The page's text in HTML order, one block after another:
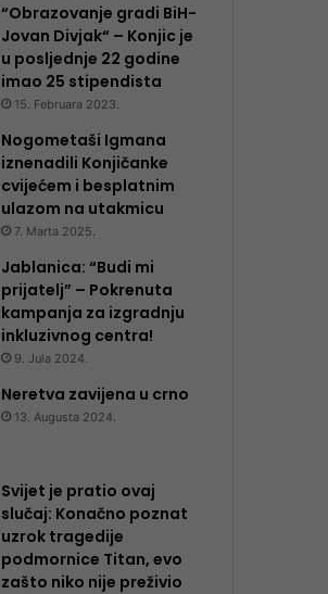
“Obrazovanje gradi BiH-
Jovan Divjak“ – Konjic je
u posljednje 22 godine
imao 25 ​​stipendista
15. Februara 2023.
Nogometaši Igmana
iznenadili Konjičanke
cvijećem i besplatnim
ulazom na utakmicu
7. Marta 2025.
Jablanica: “Budi mi
prijatelj” – Pokrenuta
kampanja za izgradnju
inkluzivnog centra!
9. Jula 2024.
Neretva zavijena u crno
13. Augusta 2024.
Svijet je pratio ovaj
slučaj: Konačno poznat
uzrok tragedije
podmornice Titan, evo
zašto niko nije preživio